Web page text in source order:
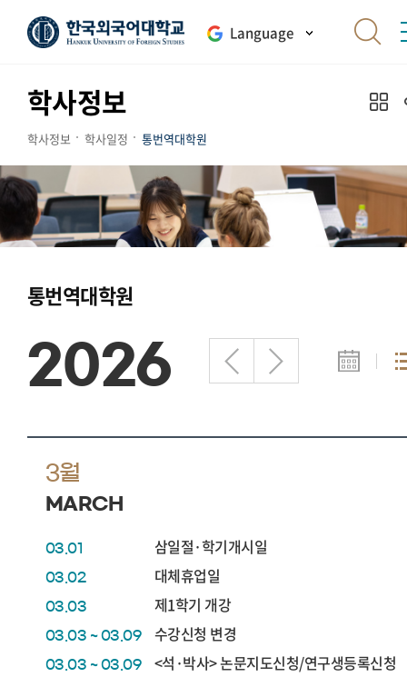
Language
학사정보
학사정보 학사일정 통번역대학원
통번역대학원
2026
3월
MARCH
03.01 삼일절·학기개시일
03.02 대체휴업일
03.03 제1학기 개강
03.03 ~ 03.09 수강신청 변경
03.03 ~ 03.09 <석·박사> 논문지도신청/연구생등록신청